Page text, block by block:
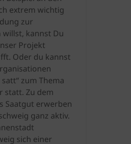
extrem wichtig
zur
kannst Du
Projekt
Oder du kannst
zum Thema
statt. Zu dem
Saatgut erwerben
ganz aktiv.
sich einer